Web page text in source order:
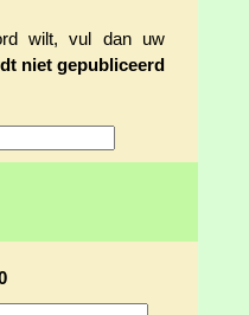
wilt, vul dan uw
niet gepubliceerd